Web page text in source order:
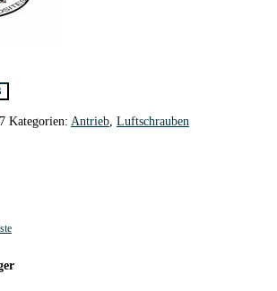
Kategorien: Antrieb Luftschrauben